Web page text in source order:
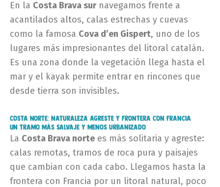
En la Costa Brava sur navegamos frente a
acantilados altos, calas estrechas y cuevas
como la famosa Cova d’en Gispert, uno de los
lugares más impresionantes del litoral catalán.
Es una zona donde la vegetación llega hasta el
mar y el kayak permite entrar en rincones que
desde tierra son invisibles.
Costa Norte: naturaleza agreste y frontera con Francia
Un tramo más salvaje y menos urbanizado
La Costa Brava norte es más solitaria y agreste:
calas remotas, tramos de roca pura y paisajes
que cambian con cada cabo. Llegamos hasta la
frontera con Francia por un litoral natural, poco